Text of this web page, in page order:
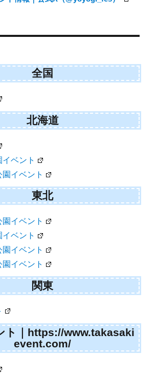
全国
北海道
ベント
イベント
東北
イベント
ベント
イベント
イベント
関東
ト｜https://www.takasaki
event.com/